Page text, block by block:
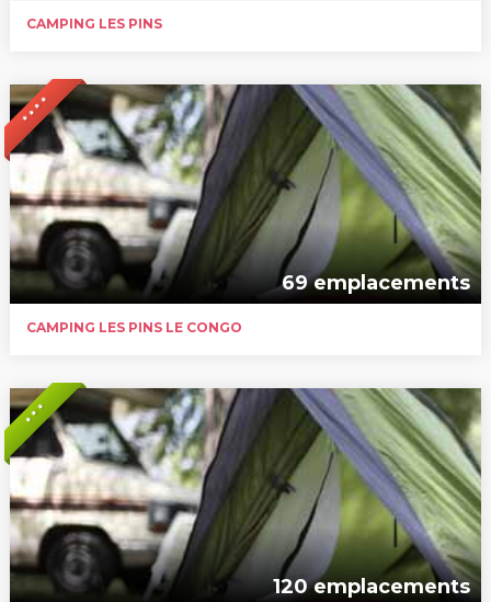
CAMPING LES PINS
* * * *
69 emplacements
CAMPING LES PINS LE CONGO
* * *
120 emplacements